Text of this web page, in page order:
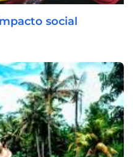
social